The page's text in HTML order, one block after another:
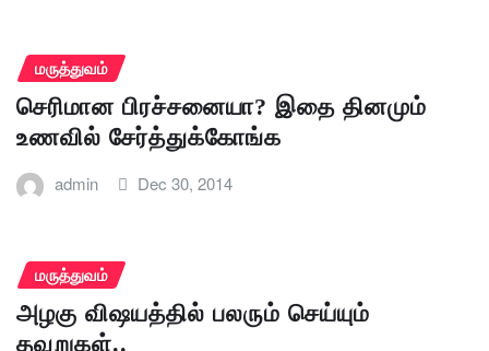
மருத்துவம்
செரிமான பிரச்சனையா? இதை தினமும்
உணவில் சேர்த்துக்கோங்க
admin Dec 30, 2014
மருத்துவம்
அழகு விஷயத்தில் பலரும் செய்யும்
தவறுகள்..